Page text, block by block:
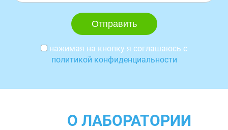
нажимая на кнопку я соглашаюсь с
политикой конфиденциальности
О ЛАБОРАТОРИИ